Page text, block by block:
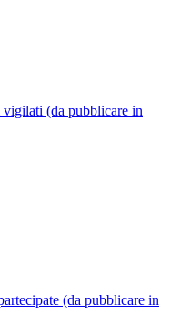
(da pubblicare in
(da pubblicare in